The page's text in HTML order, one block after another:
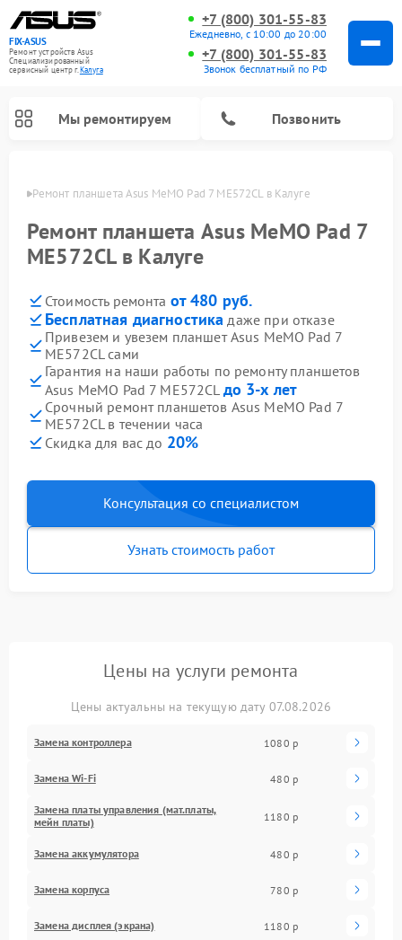
FIX-ASUS
Ремонт устройств Asus
Специализированный
cервисный центр г.Калуга
+7 (800) 301-55-83
Ежедневно, с 10:00 до 20:00
+7 (800) 301-55-83
Звонок бесплатный по РФ
Мы ремонтируем Позвонить
Ремонт планшета Asus MeMO Pad 7 ME572CL в Калуге
Ремонт планшета Asus MeMO Pad 7
ME572CL в Калуге
Стоимость ремонта от 480 руб.
Бесплатная диагностика даже при отказе
Привезем и увезем планшет Asus MeMO Pad 7
ME572CL сами
Гарантия на наши работы по ремонту планшетов
Asus MeMO Pad 7 ME572CL до 3-х лет
Срочный ремонт планшетов Asus MeMO Pad 7
ME572CL в течении часа
Скидка для вас до 20%
Консультация со специалистом
Узнать стоимость работ
Цены на услуги ремонта
Цены актуальны на текущую дату 07.08.2026
Замена контроллера 1080 р
Замена Wi-Fi 480 р
Замена платы управления (мат.платы,
мейн платы)
1180 р
Замена аккумулятора 480 р
Замена корпуса 780 р
Замена дисплея (экрана) 1180 р